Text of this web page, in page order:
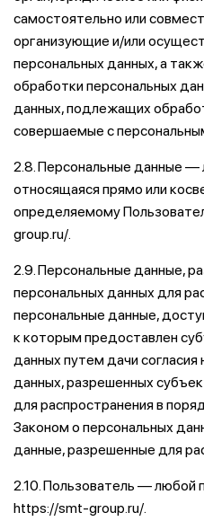
самостоятельно или
организующие и/или
персональных данных, а
обработки персональных
данных, подлежащих
совершаемые с
2.8. Персональные данные
относящаяся прямо или
определяемому
group.ru/.
2.9. Персональные данные,
персональных данных для
персональные данные,
к которым предоставлен
данных путем дачи согласия
данных, разрешенных
для распространения в
Законом о персональных
данные, разрешенные для
2.10. Пользователь — любой
https://smt-group.ru/.